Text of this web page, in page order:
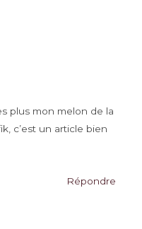
plus mon melon de la
c’est un article bien
Répondre